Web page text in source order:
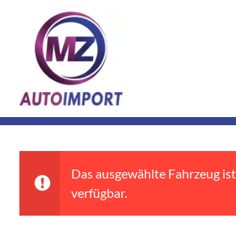
Das ausgewählte Fahrzeug
verfügbar.